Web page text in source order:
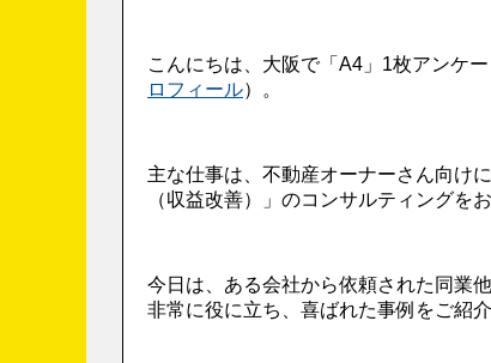
こんにちは、大阪で「A4」1枚アンケ
ロフィール）。
主な仕事は、不動産オーナーさん向け
（収益改善）」のコンサルティングを
今日は、ある会社から依頼された同業
非常に役に立ち、喜ばれた事例をご紹介